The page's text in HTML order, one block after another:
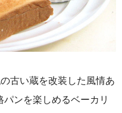
古い蔵を改装した風情あ
ンを楽しめるベーカリ